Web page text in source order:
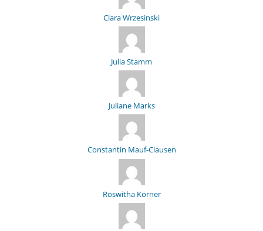
Clara Wrzesinski
Julia Stamm
Juliane Marks
Constantin Mauf-Clausen
Roswitha Körner